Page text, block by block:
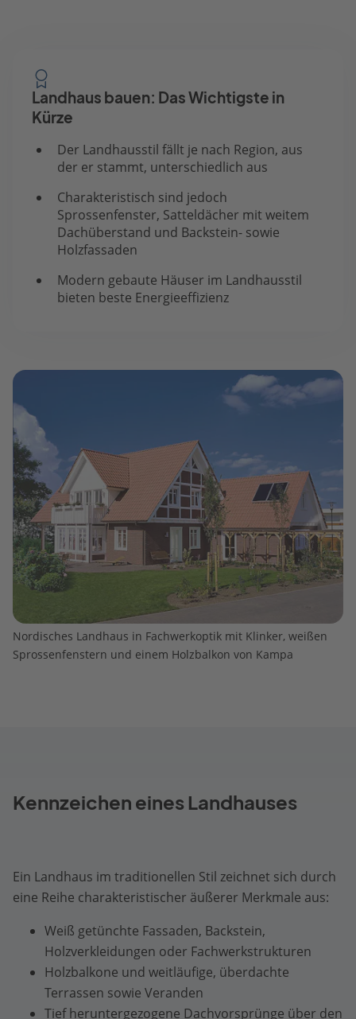
Landhaus bauen: Das Wichtigste in
Kürze
Der Landhausstil fällt je nach Region, aus
der er stammt, unterschiedlich aus
Charakteristisch sind jedoch
Sprossenfenster, Satteldächer mit weitem
Dachüberstand und Backstein- sowie
Holzfassaden
Modern gebaute Häuser im Landhausstil
bieten beste Energieeffizienz
Nordisches Landhaus in Fachwerkoptik mit Klinker, weißen
Sprossenfenstern und einem Holzbalkon von Kampa
Kennzeichen eines Landhauses
Ein Landhaus im traditionellen Stil zeichnet sich durch
eine Reihe charakteristischer äußerer Merkmale aus:
Weiß getünchte Fassaden, Backstein,
Holzverkleidungen oder Fachwerkstrukturen
Holzbalkone und weitläufige, überdachte
Terrassen sowie Veranden
Tief heruntergezogene Dachvorsprünge über den